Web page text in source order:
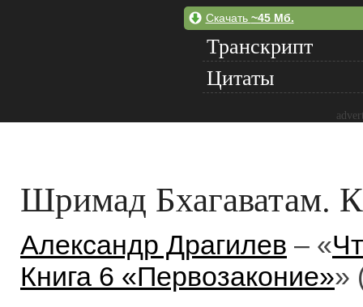
Скачать ~45 Мб.
Транскрипт
Цитаты
Шримад Бхагаватам.
Александр Драгилев – «
Книга 6 «Первозаконие»»